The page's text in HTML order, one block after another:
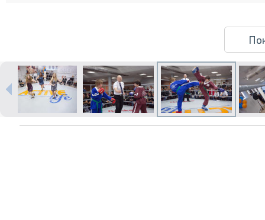
Печать в течение 1 часа в Риге –